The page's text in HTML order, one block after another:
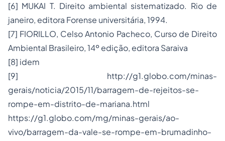
[6] MUKAI T. Direito ambiental sistematizado. Rio de
janeiro, editora Forense universitária, 1994.
[7] FIORILLO, Celso Antonio Pacheco, Curso de Direito
Ambiental Brasileiro, 14º edição, editora Saraiva
[8] idem
[9] http://g1.globo.com/minas-
gerais/noticia/2015/11/barragem-de-rejeitos-se-
rompe-em-distrito-de-mariana.html
https://g1.globo.com/mg/minas-gerais/ao-
vivo/barragem-da-vale-se-rompe-em-brumadinho-